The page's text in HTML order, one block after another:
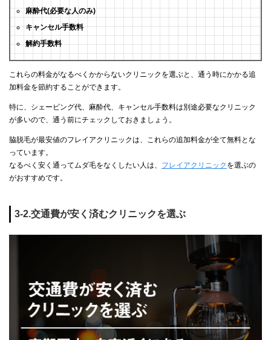
麻酔代(必要な人のみ)
キャンセル手数料
解約手数料
これらの料金がなるべくかからないクリニックを選ぶと、通う時にかかる追
加料金を節約することができます。
特に、シェービング代、麻酔代、キャンセル手数料は別途必要なクリニック
が多いので、通う前にチェックしておきましょう。
脇脱毛が最安値のフレイアクリニックは、これらの追加料金が全て無料とな
っています。
なるべく安く通ってムダ毛をなくしたい人は、 フレイアクリニック を選ぶの
がおすすめです。
3-2.交通費が安く済むクリニックを選ぶ